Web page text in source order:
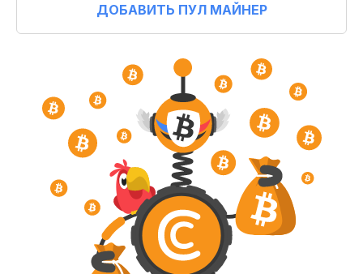
ДОБАВИТЬ ПУЛ МАЙНЕР